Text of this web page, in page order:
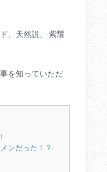
、天然説、 紫耀
を知っていただ
ンだった！？